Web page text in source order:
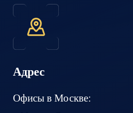
Адрес
Офисы в Москве: